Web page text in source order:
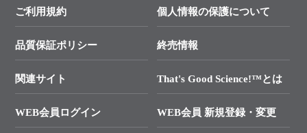
価格改定のご案内
タカラバイオ発表文献
クローニング実験ガイド
SMARTer NGSポータルサイト
プライマー設計
制限酵素切断サイトの検索
├ 実験コンシェルジュ
├ 受託サービスお問い合わせ
└ カスタム製造お問い合わせ
ご利用規約 個人情報の保護について
品質保証ポリシー 終売情報
関連サイト That's Good Science!™とは
WEB会員ログイン WEB会員 新規登録・変更